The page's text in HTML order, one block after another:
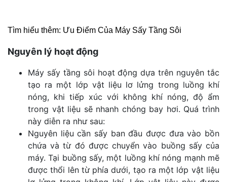
Tìm hiểu thêm: Ưu Điểm Của Máy Sấy Tầng Sôi
Nguyên lý hoạt động
Máy sấy tầng sôi hoạt động dựa trên nguyên tắc
tạo ra một lớp vật liệu lơ lửng trong luồng khí
nóng, khi tiếp xúc với không khí nóng, độ ẩm
trong vật liệu sẽ nhanh chóng bay hơi. Quá trình
này diễn ra như sau:
Nguyên liệu cần sấy ban đầu được đưa vào bồn
chứa và từ đó được chuyển vào buồng sấy của
máy. Tại buồng sấy, một luồng khí nóng mạnh mẽ
được thổi lên từ phía dưới, tạo ra một lớp vật liệu